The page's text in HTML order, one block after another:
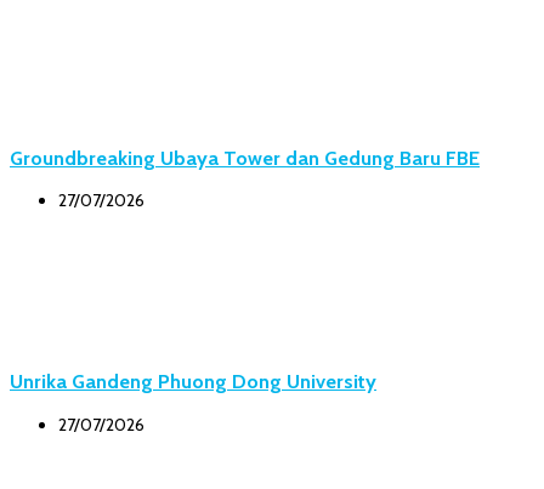
Groundbreaking Ubaya Tower dan Gedung Baru FBE
27/07/2026
Unrika Gandeng Phuong Dong University
27/07/2026